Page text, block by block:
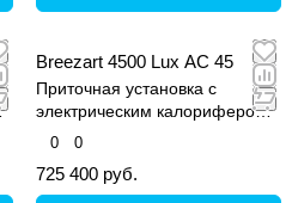
Breezart 4500 Lux AC 45
Приточная установка с
электрическим калорифером
(AС)
0 0
725 400 руб.